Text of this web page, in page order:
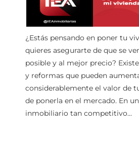
¿Estás pensando en poner tu
quieres asegurarte de que se
posible y al mejor precio?
y reformas que pueden
considerablemente el valor de
de ponerla en el mercado. En
inmobiliario tan competitivo...